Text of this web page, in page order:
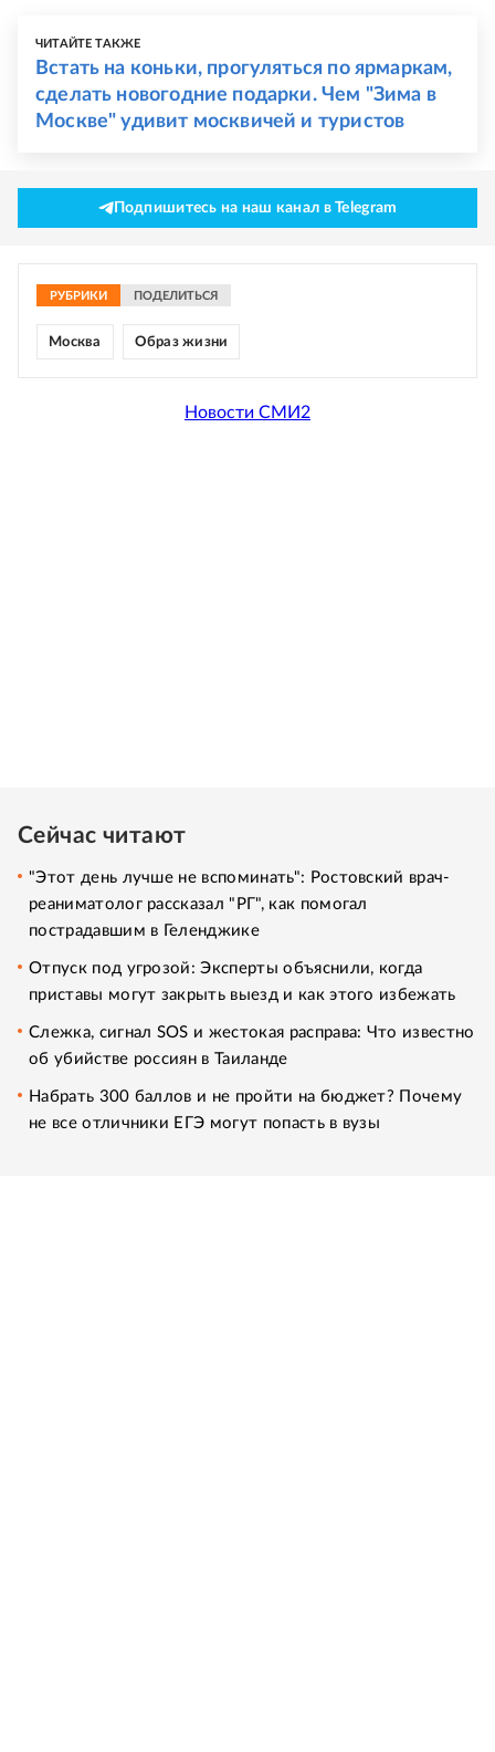
ЧИТАЙТЕ ТАКЖЕ
Встать на коньки, прогуляться по ярмаркам,
сделать новогодние подарки. Чем "Зима в
Москве" удивит москвичей и туристов
Подпишитесь на наш канал в Telegram
РУБРИКИ ПОДЕЛИТЬСЯ
Москва Образ жизни
Новости СМИ2
Сейчас читают
"Этот день лучше не вспоминать": Ростовский врач-
реаниматолог рассказал "РГ", как помогал
пострадавшим в Геленджике
Отпуск под угрозой: Эксперты объяснили, когда
приставы могут закрыть выезд и как этого избежать
Слежка, сигнал SOS и жестокая расправа: Что известно
об убийстве россиян в Таиланде
Набрать 300 баллов и не пройти на бюджет? Почему
не все отличники ЕГЭ могут попасть в вузы